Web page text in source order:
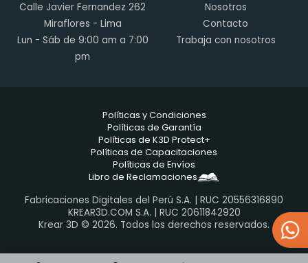
Calle Javier Fernandez 262
Miraflores - Lima
Lun - Sáb de 9:00 am a 7:00
pm
Nosotros
Contacto
Trabaja con nosotros
Políticas y Condiciones
Políticas de Garantía
Políticas de K3D Protect+
Políticas de Capacitaciones
Políticas de Envíos
Libro de Reclamaciones
Fabricaciones Digitales del Perú S.A. | RUC 20556316890
KREAR3D.COM S.A. | RUC 20611842920
Krear 3D © 2026. Todos los derechos reservados.